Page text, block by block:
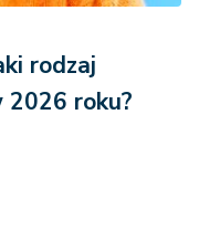
rodzaj
roku?